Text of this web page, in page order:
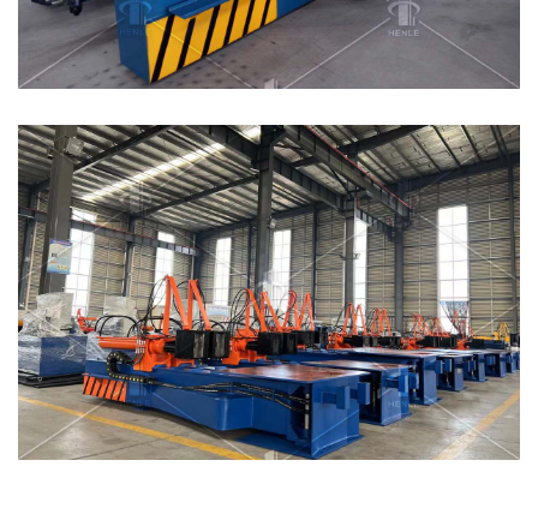
锈
钢、
铝
型
及
用
户
提
供
的
各
种
特
殊
型
材
的